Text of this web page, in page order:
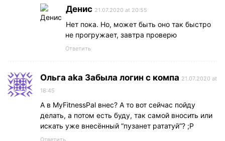
Денис 21.07.2020 at 20:55
Нет пока. Но, может быть оно так быстро
не прогружает, завтра проверю
Ответить
Ольга aka Забыла логин с компа 21.07.2020 at
18:45
А в MyFitnessPal внес? А то вот сейчас пойду
делать, а потом есть буду, так самой вносить или
искать уже внесённый “пузанет рататуй”? ;Р